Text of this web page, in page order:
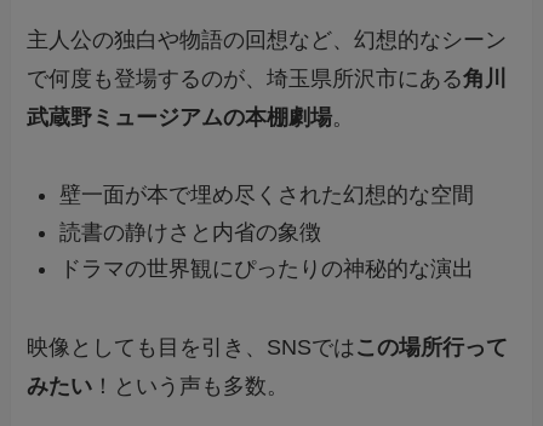
主人公の独白や物語の回想など、幻想的なシーン
で何度も登場するのが、埼玉県所沢市にある角川
武蔵野ミュージアムの本棚劇場。
壁一面が本で埋め尽くされた幻想的な空間
読書の静けさと内省の象徴
ドラマの世界観にぴったりの神秘的な演出
映像としても目を引き、SNSでは この場所行って
みたい ！という声も多数。